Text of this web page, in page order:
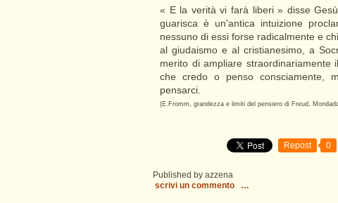
« E la verità vi farà liberi » disse
guarisca è un'antica intuizione
nessuno di essi forse radicalmente e
al giudaismo e al cristianesimo, a
merito di ampliare
che credo o penso consciamente,
pensarci.
(E.Fromm, grandezza e limiti del pensiero di Freud,
Repost 0
Published by azzena
scrivi un commento
…